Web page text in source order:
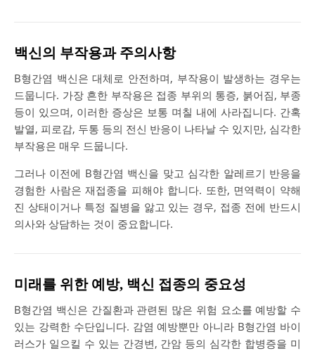
백신의 부작용과 주의사항
B형간염 백신은 대체로 안전하며, 부작용이 발생하는 경우는
드뭅니다. 가장 흔한 부작용은 접종 부위의 통증, 붉어짐, 부종
등이 있으며, 이러한 증상은 보통 며칠 내에 사라집니다. 간혹
발열, 피로감, 두통 등의 전신 반응이 나타날 수 있지만, 심각한
부작용은 매우 드뭅니다.
그러나 이전에 B형간염 백신을 맞고 심각한 알레르기 반응을
경험한 사람은 재접종을 피해야 합니다. 또한, 면역력이 약해
진 상태이거나 특정 질병을 앓고 있는 경우, 접종 전에 반드시
의사와 상담하는 것이 중요합니다.
미래를 위한 예방, 백신 접종의 중요성
B형간염 백신은 간질환과 관련된 많은 위험 요소를 예방할 수
있는 강력한 수단입니다. 감염 예방뿐만 아니라 B형간염 바이
러스가 일으킬 수 있는 간경변, 간암 등의 심각한 합병증을 미